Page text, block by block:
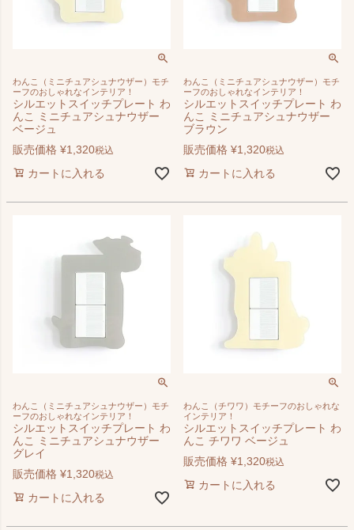
わんこ（ミニチュアシュナウザー）モチ
ーフのおしゃれなインテリア！
シルエットスイッチプレート わ
んこ ミニチュアシュナウザー
ベージュ
販売価格 ¥1,320税込
カートに入れる
わんこ（ミニチュアシュナウザー）モチ
ーフのおしゃれなインテリア！
シルエットスイッチプレート わ
んこ ミニチュアシュナウザー
ブラウン
販売価格 ¥1,320税込
カートに入れる
わんこ（ミニチュアシュナウザー）モチ
ーフのおしゃれなインテリア！
シルエットスイッチプレート わ
んこ ミニチュアシュナウザー
グレイ
販売価格 ¥1,320税込
カートに入れる
わんこ（チワワ）モチーフのおしゃれな
インテリア！
シルエットスイッチプレート わ
んこ チワワ ベージュ
販売価格 ¥1,320税込
カートに入れる